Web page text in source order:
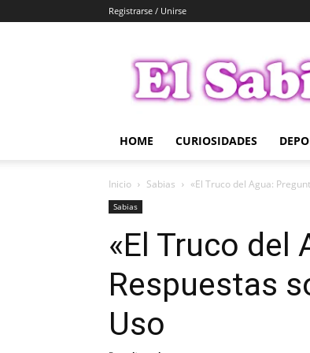
Registrarse / Unirse
Sabio
HOME CURIOSIDADES
Inicio Sabias «El Truco del Agua:
Sabias
«El Truco del
Respuestas
Uso